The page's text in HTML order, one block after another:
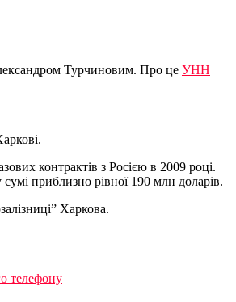
Турчиновим. Про це УНН
контрактів з Росією в 2009 році.
приблизно рівної 190 млн доларів.
Харкова.
телефону